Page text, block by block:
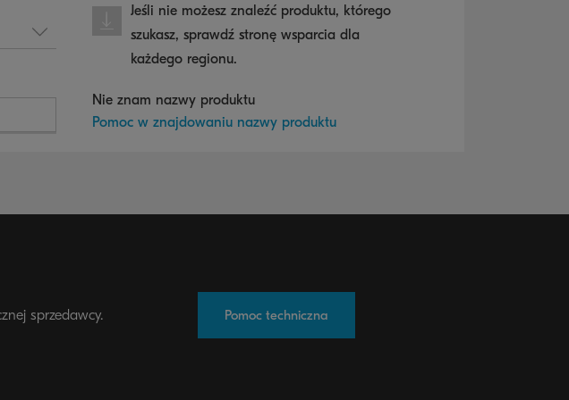
Jeśli nie możesz znaleźć produktu, którego
szukasz, sprawdź stronę wsparcia dla
każdego regionu.
Nie znam nazwy produktu
Pomoc w znajdowaniu nazwy produktu
sprzedawcy. Pomoc techniczna